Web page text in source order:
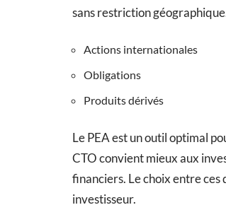
sans restriction
Actions internationales
Obligations
Produits dérivés
Le PEA est un outil optimal
CTO convient mieux aux
financiers. Le choix entre
investisseur.